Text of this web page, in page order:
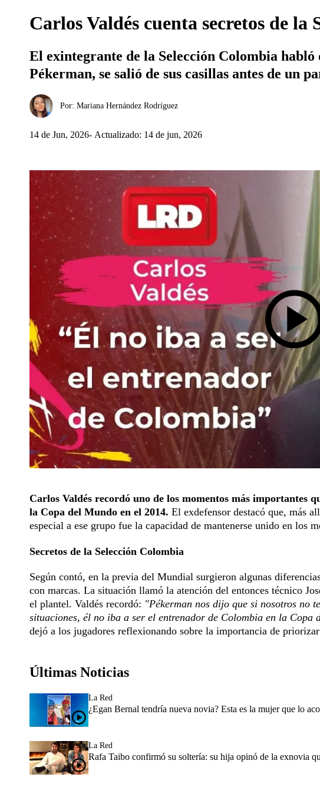
Carlos Valdés cuenta secretos de
El exintegrante de la Selección Colombia habló
Pékerman, se salió de sus casillas antes de un
Por: Mariana Hernández Rodríguez
14 de Jun, 2026 Actualizado: 14 de jun, 2026
Carlos Valdés recordó uno de los momentos más importantes
la Copa del Mundo en el 2014. El exdefensor destacó que, más
especial a ese grupo fue la capacidad de mantenerse unido en los
Secretos de la Selección Colombia
Según contó, en la previa del Mundial surgieron algunas
con marcas. La situación llamó la atención del entonces técnico
el plantel. Valdés recordó: "Pékerman nos dijo que si nosotros no
situaciones, él no iba a ser el entrenador de Colombia en la Copa
dejó a los jugadores reflexionando sobre la importancia de
Últimas Noticias
La Red
¿Egan Bernal tendría nueva novia? Esta es la mujer que lo
La Red
Rafa Taibo confirmó su soltería: su hija opinó de la exnovia